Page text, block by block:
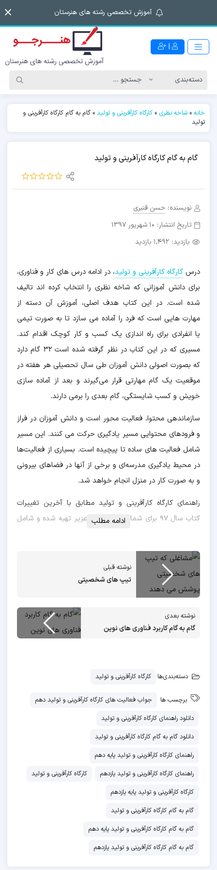
آموزش تخصصی رشته های هنرستان
|
خانه » شاخه نظری » کارگاه کارآفرینی و تولید » گام به گام کارگاه کارآفرینی و
تولید
گام به گام کارگاه کارآفرینی و تولید
نویسنده: حسن قنبری
تاریخ انتشار: 10 شهریور 1397
بازدید: 1,492 بازدید
درس کارگاه کارآفرینی و تولید، در ادامه درس های کار و فناوری،
برای دانش آموزانی که شاخه نظری را انتخاب کرده اند تالیف
شده است. در این کتاب هدف اصلی، آموزش آن دسته از
مهارت هایی است که فرد را آماده می سازد تا به صورت تیمی
یا انفرادی برای راه اندازی یک کسب و کار کوچک اقدام کند.
مسیری که در این کتاب در نظر گرفته شده است ۳۲ گام دارد
که بصورت اصولی دانش آموزان طی سال تحصیلی هر هفته در
موقعیت یک گام مهارتی قرار می‌گیرند و بعد از آماده سازی
خویش و کسب شایستگی، گام بعدی را برمی دارند.
سازماندهی محتوا، فعالیت محور است و دانش آموزان در فراز
و فرودهای محتوایی مسیر یادگیری حرکت می کنند. این مسیر
شامل فعالیت های ساده تا پیچیده است. بسیاری از فعالیت‌ها
در محیط یادگیری مدرسه‌ای و برخی از آنها در فضاهای بیرونی
و به صورت کار در منزل انجام خواهد شد.
راهنمای کارگاه کارآفرینی و تولید مطابق با آخرین تغییرات
کتاب سال ۹۷ برای شما دانش آموزان عزیر تهیه شده و شامل
پاسخ فعالیت های کارگاهی
پاسخ بحث و گفتگو ها
پاسخ پژوهش ها
پاسخ کار در منزل ها
این راهنما بصورت pdf در ۶۸ صفحه تهیه شده است. توجه
پیشنهادی است تا شما را با فرآیند پاسخ‌گویی به فعالیت‌های
روی لینک زیر کلیک کنید.
دانلود بخش اول گام به گام کارگاه کارآفرینی و تولید به
دانلود گام به گام کارگاه کارآفرینی و تولید
دانلود گام به گام کارگاه کارآفرینی و تولید
ادامه مطلب
نوشته قبلی
تیپ های شخصیتی
نوشته بعدی
گام به گام کاربرد فناوری های نوین
دسته‌بندی‌ها کارگاه کارآفرینی و تولید
برچسب ها
جواب فعالیت های کارگاه کارآفرینی و تولید دهم
دانلود راهنمای کارگاه کارآفرینی و تولید
دانلود گام به گام کارگاه کارآفرینی و تولید
راهنمای کارگاه کارآفرینی و تولید پایه دهم
راهنمای کارگاه کارآفرینی و تولید یازدهم
کارگاه کارآفرینی و تولید
کارگاه کارآفرینی و تولید پایه یازدهم
گام به گام کارگاه کارآفرینی و تولید
گام به گام کارگاه کارآفرینی و تولید پایه دهم
گام به گام کارگاه کارآفرینی و تولید یازدهم